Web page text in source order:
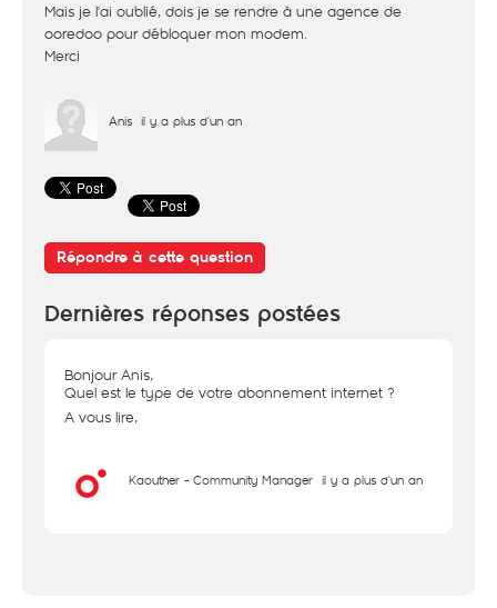
Mais je l'ai oublié, dois je se rendre à une agence de
ooredoo pour débloquer mon modem.
Merci
Anis il y a plus d'un an
Répondre à cette question
Dernières réponses postées
Bonjour Anis,
Quel est le type de votre abonnement internet ?
A vous lire,
Kaouther - Community Manager il y a plus d'un an